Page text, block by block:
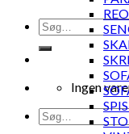
Søg
efter:
Ingen
Søg
efter: